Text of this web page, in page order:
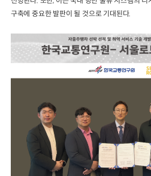
구축에 중요한 발판이 될 것으로 기대된다.